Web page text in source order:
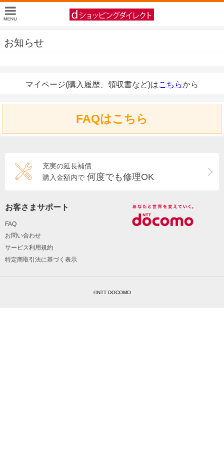
お知らせ
マイページ(購入履歴、領収書など)はこちらから
FAQはこちら
充実の延長補償
購入金額内で 何度でも修理OK
お客さまサポート
FAQ
お問い合わせ
サービス利用規約
特定商取引法に基づく表示
©NTT DOCOMO